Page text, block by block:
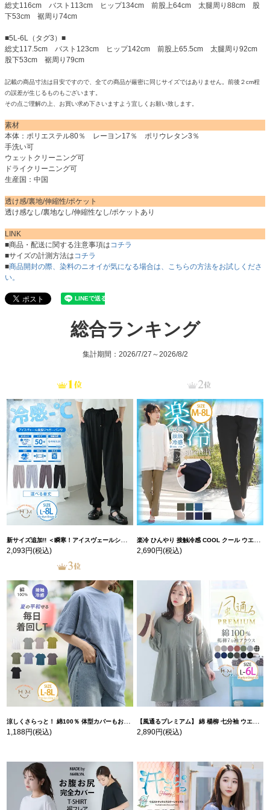
総丈116cm バスト113cm ヒップ134cm 前股上64cm 太腿周り88cm 股
下53cm 裾周り74cm
■5L-6L（タグ3）■
総丈117.5cm バスト123cm ヒップ142cm 前股上65.5cm 太腿周り92cm
股下53cm 裾周り79cm
記載の商品寸法は目安ですので、全ての商品が厳密に同じサイズではありません。前後２cm程
の誤差が生じるものもございます。
その点ご理解の上、お買い求め下さいますよう宜しくお願い致します。
素材
本体：ポリエステル80％ レーヨン17％ ポリウレタン3％
手洗い可
ウェットクリーニング可
ドライクリーニング可
生産国：中国
透け感/裏地/伸縮性/ポケット
透け感なし/裏地なし/伸縮性なし/ポケットあり
LINK
■商品・配送に関する注意事項はコチラ
■サイズの計測方法はコチラ
■商品開封の際、染料のニオイが気になる場合は、こちらの方法をお試しくださ
い。
総合ランキング
集計期間：2026/7/27～2026/8/2
新サイズ追加!! ＜瞬寒！アイスヴェールシリーズ＞ 美脚 ジョガーパンツ 【ウェストゴム】 【ストレッチ】 | 大きいサイズの通販ならハッピーマリリン
2,093円(税込)
楽冷 ひんやり 接触冷感 COOL クール ウエストゴム 楽ちん ストレッチ 美脚 レギパン 【ストレッチ】 | 大きいサイズの通販ならハッピーマリリン
2,690円(税込)
涼しくさらっと！ 綿100％ 体型カバーもお洒落も叶える 風合いコットン ゆるシルエット ドルマン | 大きいサイズの通販ならハッピーマリリン
1,188円(税込)
【風通るプレミアム】 綿 楊柳 七分袖 ウエストギャザー ブラウス | 大きいサイズの通販ならハッピーマリリン
2,890円(税込)